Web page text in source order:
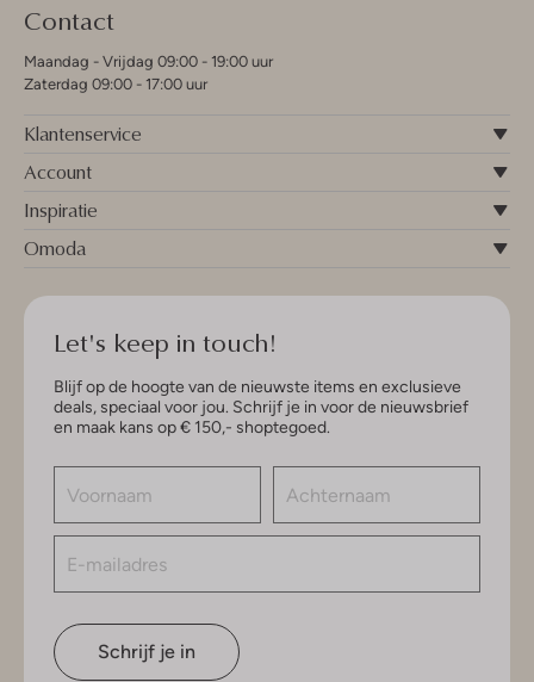
Contact
Maandag - Vrijdag 09:00 - 19:00 uur
Zaterdag 09:00 - 17:00 uur
Klantenservice
Account
Inspiratie
Omoda
Let's keep in touch!
Blijf op de hoogte van de nieuwste items en exclusieve
deals, speciaal voor jou. Schrijf je in voor de nieuwsbrief
en maak kans op € 150,- shoptegoed.
Schrijf je in